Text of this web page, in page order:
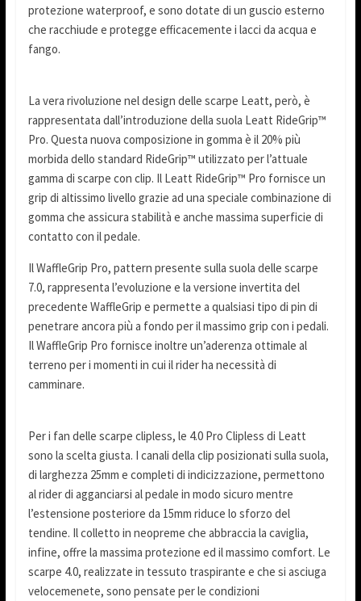
protezione waterproof, e sono dotate di un guscio esterno
che racchiude e protegge efficacemente i lacci da acqua e
fango.
La vera rivoluzione nel design delle scarpe Leatt, però, è
rappresentata dall’introduzione della suola Leatt RideGrip™
Pro. Questa nuova composizione in gomma è il 20% più
morbida dello standard RideGrip™ utilizzato per l’attuale
gamma di scarpe con clip. Il Leatt RideGrip™ Pro fornisce un
grip di altissimo livello grazie ad una speciale combinazione di
gomma che assicura stabilità e anche massima superficie di
contatto con il pedale.
Il WaffleGrip Pro, pattern presente sulla suola delle scarpe
7.0, rappresenta l’evoluzione e la versione invertita del
precedente WaffleGrip e permette a qualsiasi tipo di pin di
penetrare ancora più a fondo per il massimo grip con i pedali.
Il WaffleGrip Pro fornisce inoltre un’aderenza ottimale al
terreno per i momenti in cui il rider ha necessità di
camminare.
Per i fan delle scarpe clipless, le 4.0 Pro Clipless di Leatt
sono la scelta giusta. I canali della clip posizionati sulla suola,
di larghezza 25mm e completi di indicizzazione, permettono
al rider di agganciarsi al pedale in modo sicuro mentre
l’estensione posteriore da 15mm riduce lo sforzo del
tendine. Il colletto in neopreme che abbraccia la caviglia,
infine, offre la massima protezione ed il massimo comfort. Le
scarpe 4.0, realizzate in tessuto traspirante e che si asciuga
velocemenete, sono pensate per le condizioni